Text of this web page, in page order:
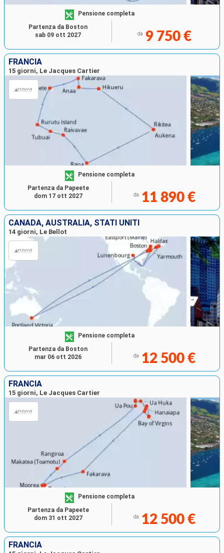
Pensione completa
da 9 750 €
Partenza da Boston
sab 09 ott 2027
FRANCIA
15 giorni, Le Jacques Cartier
Pensione completa
da 11 890 €
Partenza da Papeete
dom 17 ott 2027
CANADA, AUSTRALIA, STATI UNITI
14 giorni, Le Bellot
Pensione completa
da 12 500 €
Partenza da Boston
mar 06 ott 2026
FRANCIA
15 giorni, Le Jacques Cartier
Pensione completa
da 12 500 €
Partenza da Papeete
dom 31 ott 2027
FRANCIA